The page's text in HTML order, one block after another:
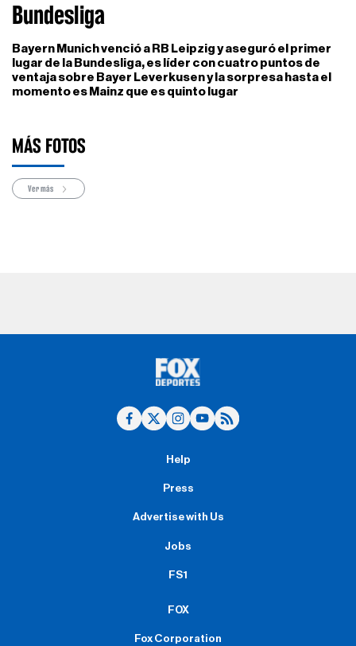
Bundesliga
Bayern Munich venció a RB Leipzig y aseguró el primer
lugar de la Bundesliga, es líder con cuatro puntos de
ventaja sobre Bayer Leverkusen y la sorpresa hasta el
momento es Mainz que es quinto lugar
MÁS FOTOS
Ver más
Help
Press
Advertise with Us
Jobs
FS1
FOX
Fox Corporation